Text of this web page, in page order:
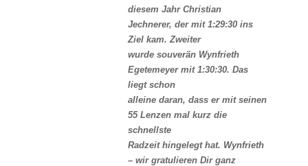
diesem Jahr Christian
Jechnerer, der mit 1:29:30 ins
Ziel kam. Zweiter
wurde souverän Wynfrieth
Egetemeyer mit 1:30:30. Das
liegt schon
alleine daran, dass er mit seinen
55 Lenzen mal kurz die
schnellste
Radzeit hingelegt hat. Wynfrieth
– wir gratulieren Dir ganz